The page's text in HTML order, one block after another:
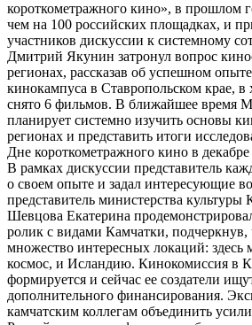
короткометражного кино», в прошлом
чем на 100 российских площадках, и
участников дискуссии к системному
Дмитрий Якунин затронул вопрос
регионах, рассказав об успешном
кинокампуса в Ставропольском крае, в
снято 6 фильмов. В ближайшее время
планирует системно изучить основы
регионах и представить итоги
Дне короткометражного кино в декабре
В рамках дискуссии представитель
о своем опыте и задал интересующие
представитель министерства культуры
Шевцова Екатерина
ролик с видами Камчатки, подчеркнув,
множество интересных локаций: здесь
космос, и Исландию. Кинокомиссия в
формируется и сейчас ее создатели
дополнительного финансирования.
камчатским коллегам объединить